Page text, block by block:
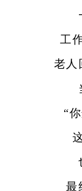
一
工作
老人回
当
“你
这
也
最终